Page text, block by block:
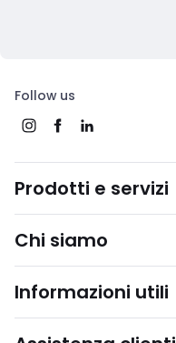
Follow us
Prodotti e servizi
Chi siamo
Informazioni utili